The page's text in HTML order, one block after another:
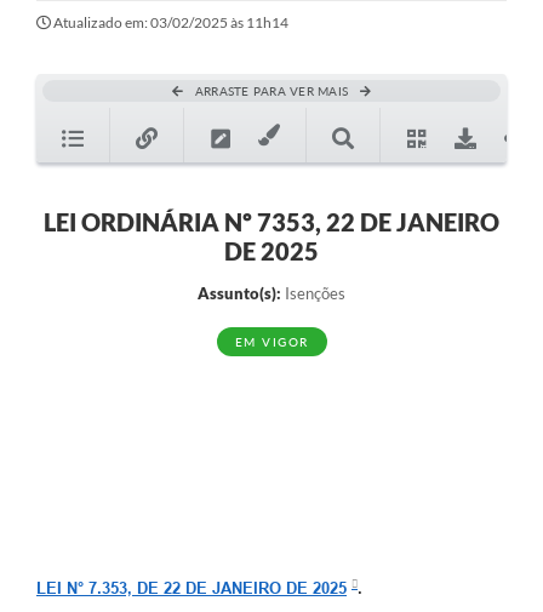
Atualizado em: 03/02/2025 às 11h14
ARRASTE PARA VER MAIS
LEI ORDINÁRIA Nº 7353, 22 DE JANEIRO
DE 2025
Assunto(s): Isenções
EM VIGOR
LEI N° 7.353, DE 22 DE JANEIRO DE 2025 .